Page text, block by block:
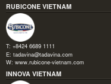
RUBICONE VIETNAM
T: +8424 6689 1111
E: tadavina@tadavina.com
W: www.rubicone-vietnam.com
INNOVA VIETNAM